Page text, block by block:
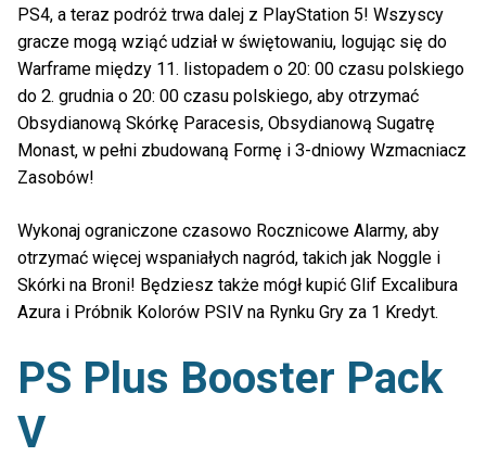
PS4, a teraz podróż trwa dalej z PlayStation 5! Wszyscy
gracze mogą wziąć udział w świętowaniu, logując się do
Warframe między 11. listopadem o 20: 00 czasu polskiego
do 2. grudnia o 20: 00 czasu polskiego, aby otrzymać
Obsydianową Skórkę Paracesis, Obsydianową Sugatrę
Monast, w pełni zbudowaną Formę i 3-dniowy Wzmacniacz
Zasobów!
Wykonaj ograniczone czasowo Rocznicowe Alarmy, aby
otrzymać więcej wspaniałych nagród, takich jak Noggle i
Skórki na Broni! Będziesz także mógł kupić Glif Excalibura
Azura i Próbnik Kolorów PSIV na Rynku Gry za 1 Kredyt.
PS Plus Booster Pack
V